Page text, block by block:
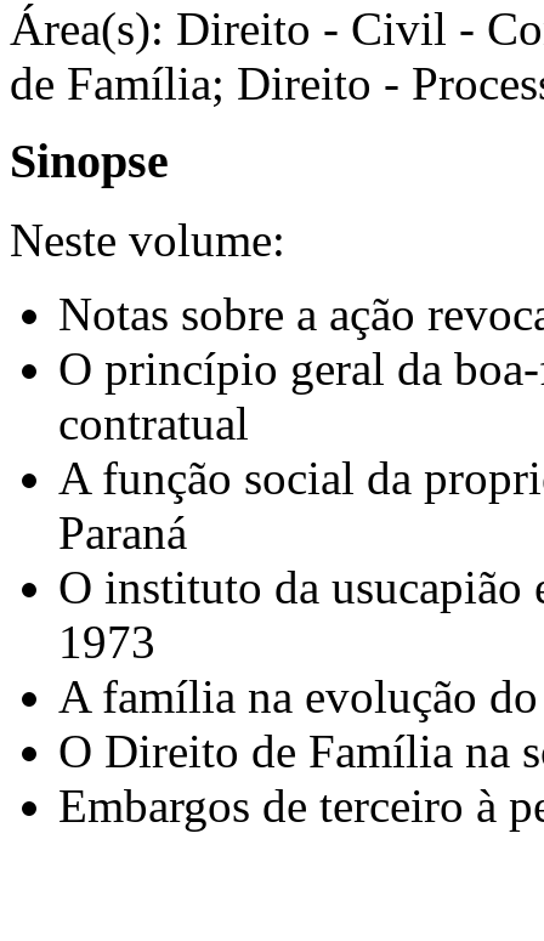
Área(s): Direito - Civil -
de Família; Direito -
Sinopse
Neste volume:
Notas sobre a ação
O princípio geral da
contratual
A função social da
Paraná
O instituto da usucapião
1973
A família na evolução
O Direito de Família na
Embargos de terceiro à